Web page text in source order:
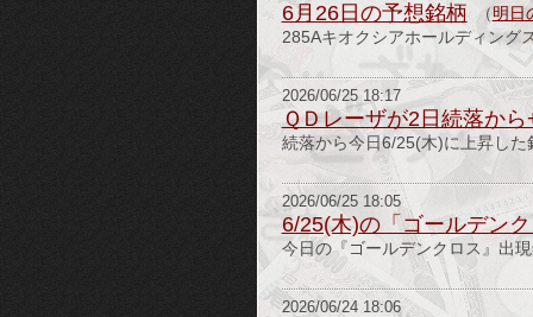
6月26日の予想銘柄 （明日
285Aキオクシアホールディン
2026/06/25 18:17
ＱＤレーザが2日続落か
続落から今日6/25(木)に上昇し
2026/06/25 18:05
6/25(木)の「ゴールデン
今日の『ゴールデンクロス』出
2026/06/24 18:06